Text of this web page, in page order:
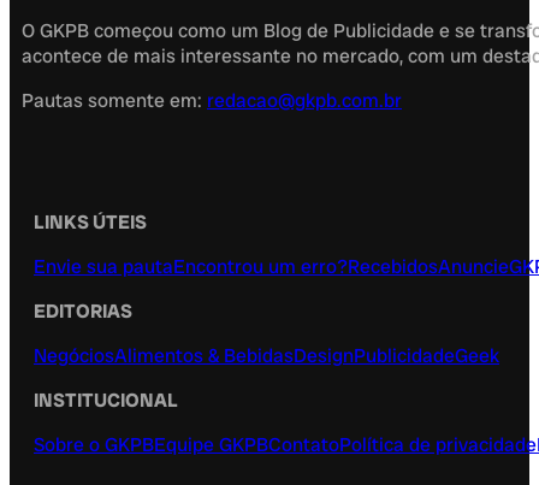
O GKPB começou como um Blog de Publicidade e se
acontece de mais interessante no mercado, com um
Pautas somente em: redacao@gkpb.com.br
LINKS ÚTEIS
Envie sua pautaEncontrou um erro?RecebidosAnuncie
EDITORIAS
NegóciosAlimentos & BebidasDesignPublicidadeGeek
INSTITUCIONAL
Sobre o GKPBEquipe GKPBContatoPolítica de privacidade